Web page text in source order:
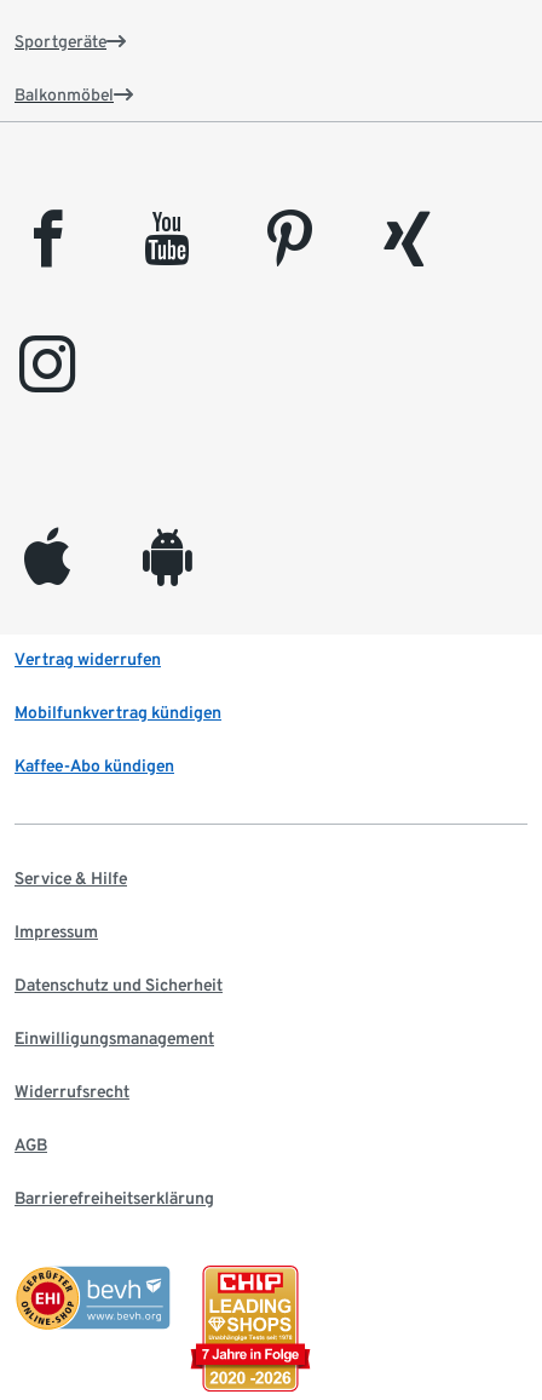
Sportgeräte
Balkonmöbel
facebook youtube pinterest
xing
instagram
appleinc android
Vertrag widerrufen
Mobilfunkvertrag kündigen
Kaffee-Abo kündigen
Service & Hilfe
Impressum
Datenschutz und Sicherheit
Einwilligungsmanagement
Widerrufsrecht
AGB
Barrierefreiheitserklärung